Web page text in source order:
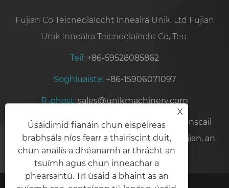
Fujian Co Teicneolaíocht Innealra Unik, Ltd Fujian
Unik Innealra Teicneolaíocht Co, Teo.
Teil: +86-59528085862
Soghluaiste: +86-15906071097
R-phost: sales@unikmachinery.com
Seoladh:Uimh.19, Bóthar Ling'an, Crios Tionscail
Wuli, Jinjiang, Cathair Quanzhou, Cúige Fujian, an
tSín
X
Úsáidimid fianáin chun eispéireas
brabhsála níos fearr a thairiscint duit,
chun anailís a dhéanamh ar thrácht an
tsuímh agus chun inneachar a
phearsantú. Trí úsáid a bhaint as an